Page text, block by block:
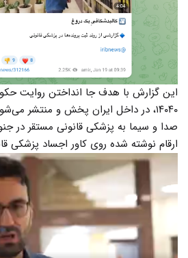
این گزارش با هدف جا انداختن روایت
۱۴۰۴۰، در داخل ایران پخش و منتشر
صدا و سیما به پزشکی قانونی مستقر در
ارقام نوشته شده روی کاور اجساد پزشکی